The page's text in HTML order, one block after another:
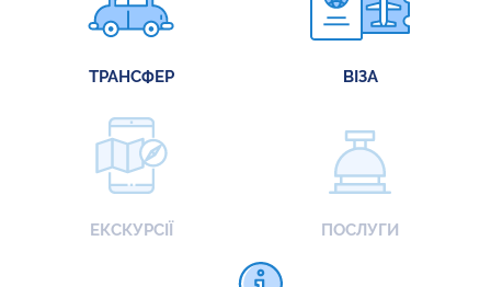
ТРАНСФЕР ВІЗА
ЕКСКУРСІЇ ПОСЛУГИ